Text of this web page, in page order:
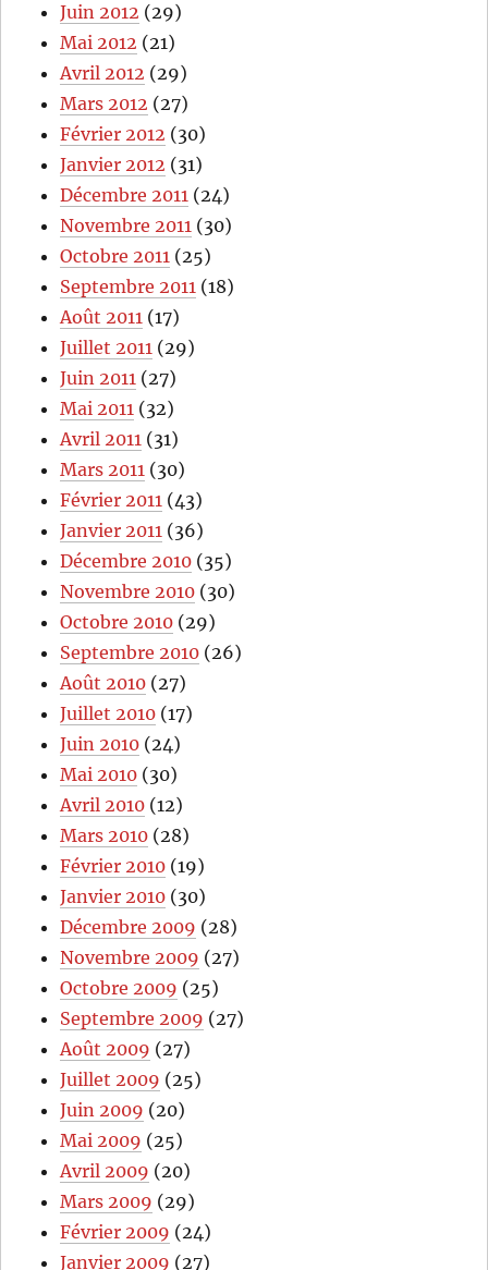
Juin 2012 (29)
Mai 2012 (21)
Avril 2012 (29)
Mars 2012 (27)
Février 2012 (30)
Janvier 2012 (31)
Décembre 2011 (24)
Novembre 2011 (30)
Octobre 2011 (25)
Septembre 2011 (18)
Août 2011 (17)
Juillet 2011 (29)
Juin 2011 (27)
Mai 2011 (32)
Avril 2011 (31)
Mars 2011 (30)
Février 2011 (43)
Janvier 2011 (36)
Décembre 2010 (35)
Novembre 2010 (30)
Octobre 2010 (29)
Septembre 2010 (26)
Août 2010 (27)
Juillet 2010 (17)
Juin 2010 (24)
Mai 2010 (30)
Avril 2010 (12)
Mars 2010 (28)
Février 2010 (19)
Janvier 2010 (30)
Décembre 2009 (28)
Novembre 2009 (27)
Octobre 2009 (25)
Septembre 2009 (27)
Août 2009 (27)
Juillet 2009 (25)
Juin 2009 (20)
Mai 2009 (25)
Avril 2009 (20)
Mars 2009 (29)
Février 2009 (24)
Janvier 2009 (27)